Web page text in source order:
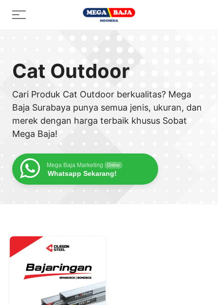
Menu
Cat Outdoor
Cari Produk Cat Outdoor berkualitas? Mega
Baja Surabaya punya semua jenis, ukuran, dan
merek dengan harga terbaik khusus Sobat
Mega Baja!
Mega Baja Marketing Online
Whatsapp Sekarang!